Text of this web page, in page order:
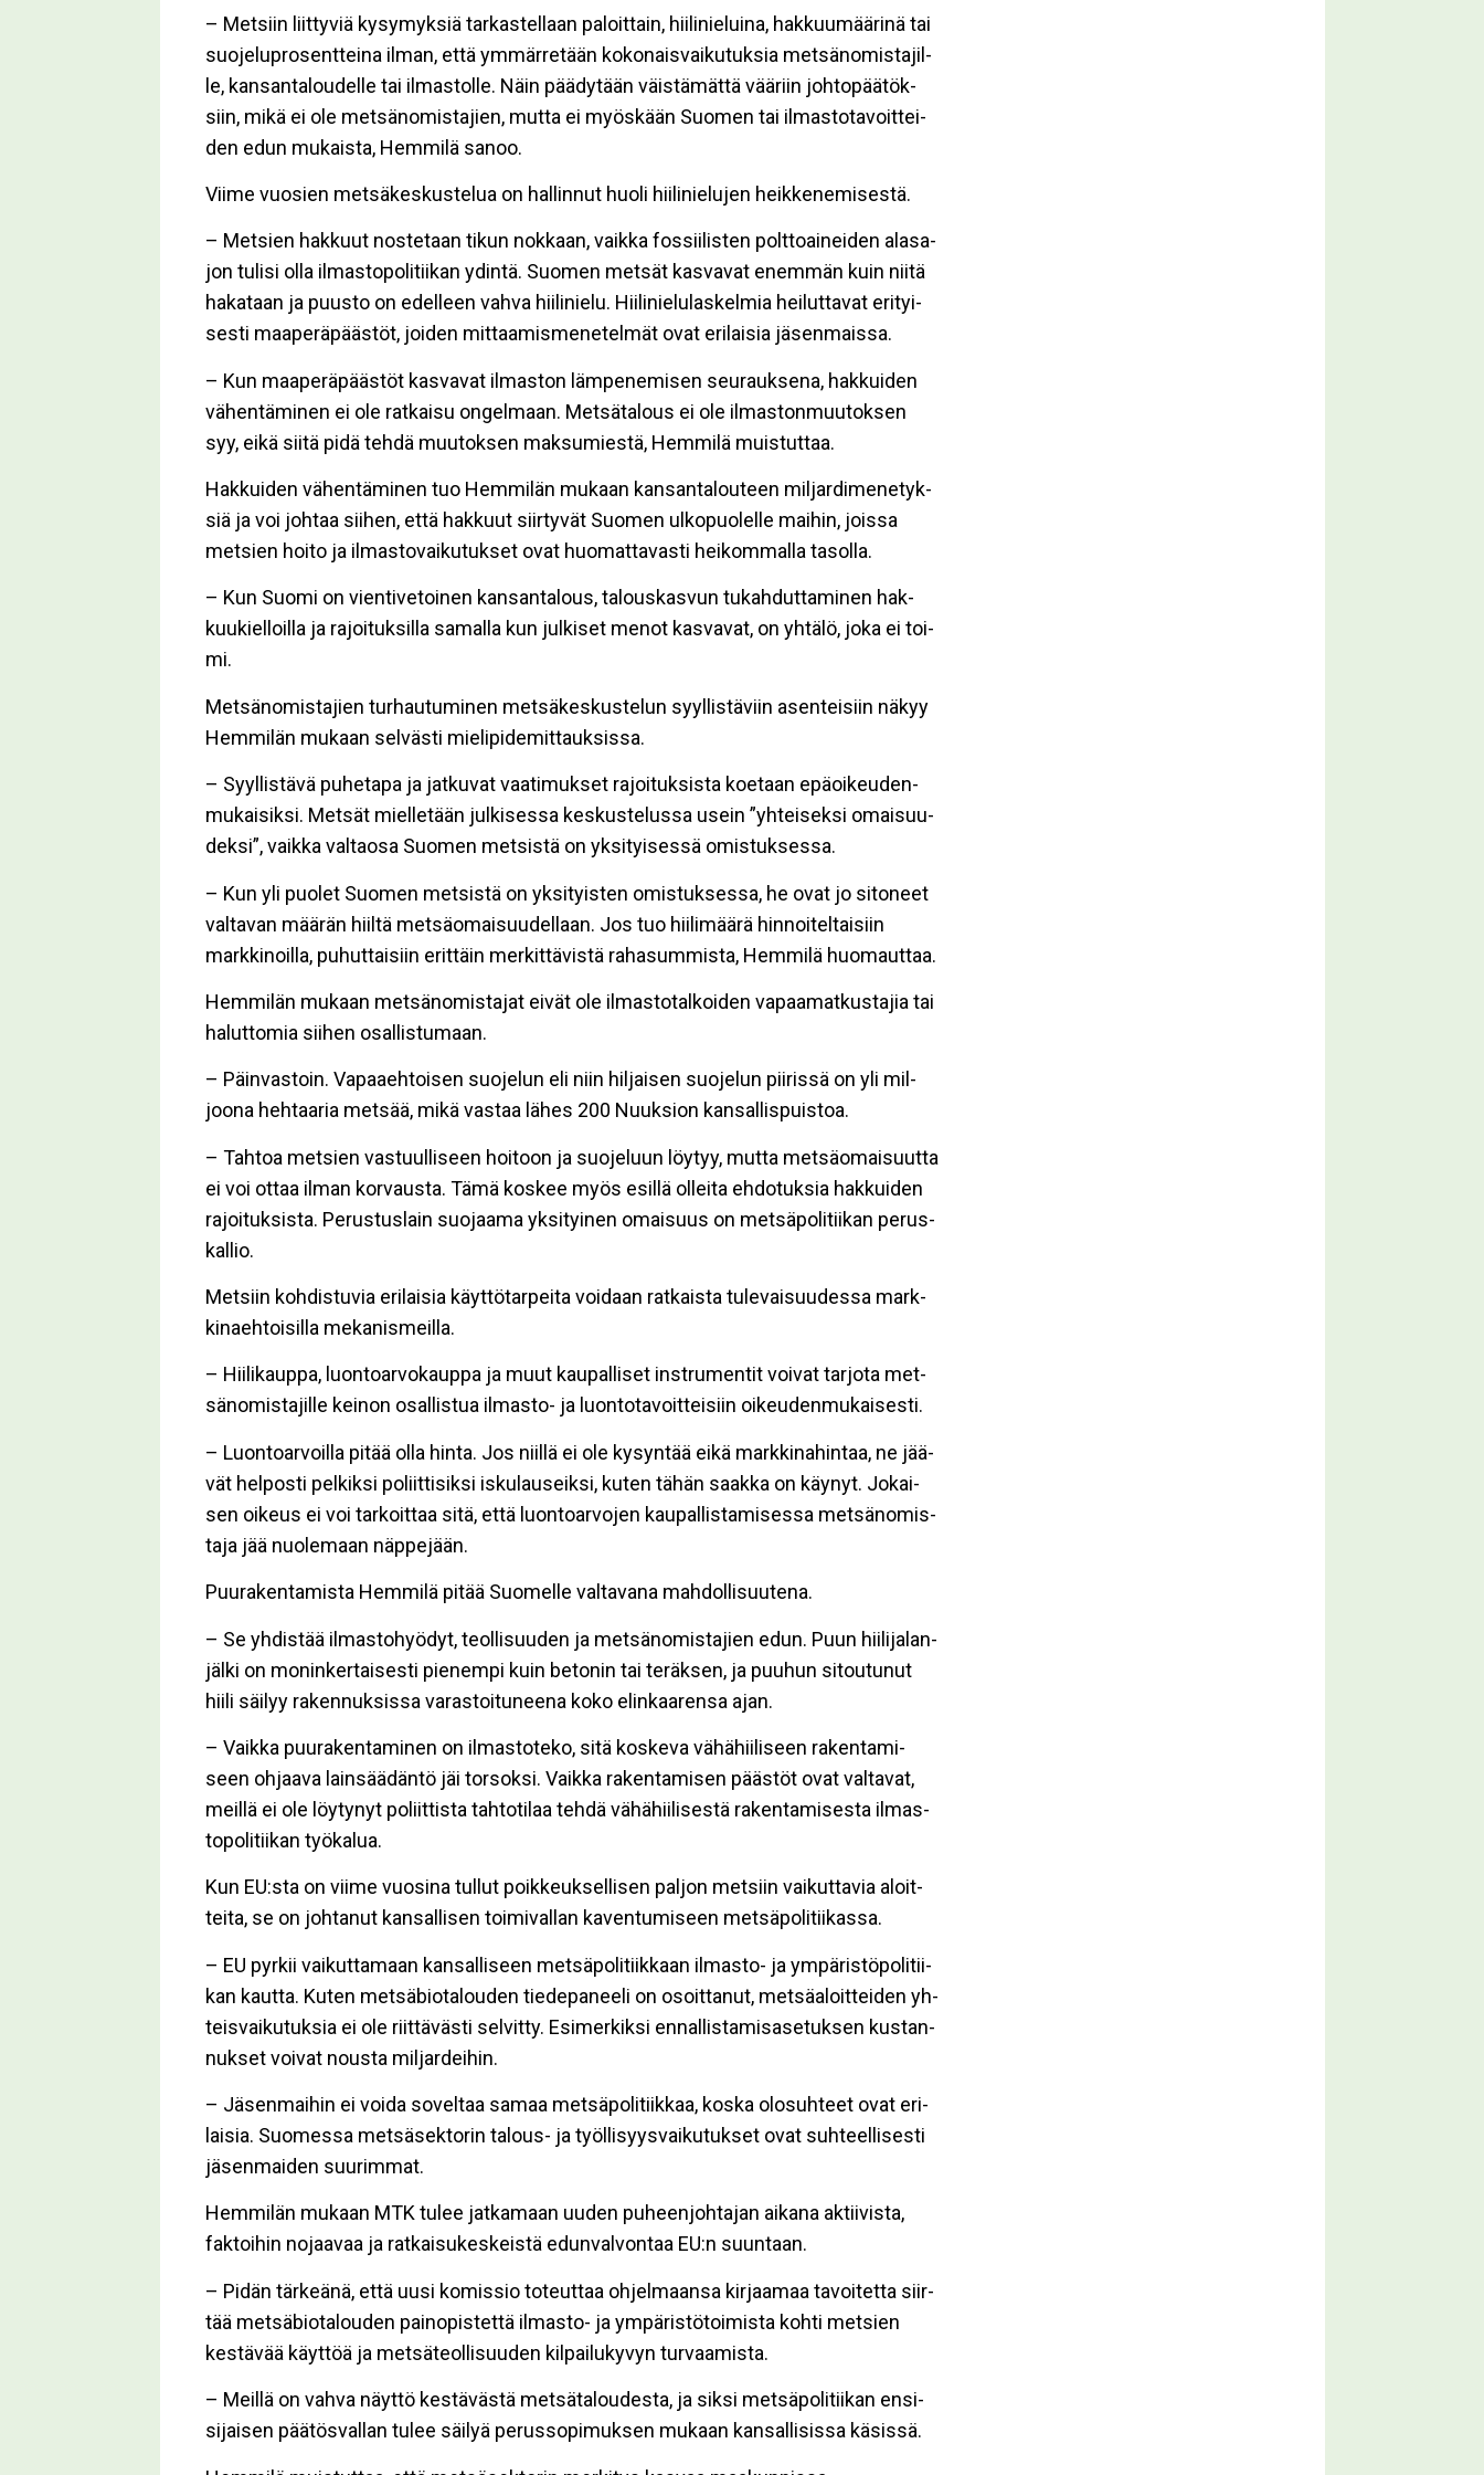
– Met­siin liit­ty­viä ky­sy­myk­siä tar­kas­tel­laan pa­loit­tain, hii­li­nie­lui­na, hak­kuu­mää­ri­nä tai
suo­je­lup­ro­sent­tei­na il­man, et­tä ym­mär­re­tään ko­ko­nais­vai­ku­tuk­sia met­sä­no­mis­ta­jil­
le, kan­san­ta­lou­del­le tai il­mas­tol­le. Näin pää­dy­tään väis­tä­mät­tä vää­riin joh­to­pää­tök­
siin, mikä ei ole met­sä­no­mis­ta­jien, mut­ta ei myös­kään Suo­men tai il­mas­to­ta­voit­tei­
den edun mu­kais­ta, Hem­mi­lä sa­noo.
Vii­me vuo­sien met­sä­kes­kus­te­lua on hal­lin­nut huo­li hii­li­nie­lu­jen heik­ke­ne­mi­ses­tä.
– Met­sien hak­kuut nos­te­taan ti­kun nok­kaan, vaik­ka fos­sii­lis­ten polt­to­ai­nei­den ala­sa­
jon tu­li­si ol­la il­mas­to­po­li­tii­kan ydin­tä. Suo­men met­sät kas­va­vat enem­män kuin nii­tä
ha­ka­taan ja puus­to on edel­leen vah­va hii­li­nie­lu. Hii­li­nie­lu­las­kel­mia hei­lut­ta­vat eri­tyi­
ses­ti maa­pe­rä­pääs­töt, joi­den mit­taa­mis­me­ne­tel­mät ovat eri­lai­sia jä­sen­mais­sa.
– Kun maa­pe­rä­pääs­töt kas­va­vat il­mas­ton läm­pe­ne­mi­sen seu­rauk­se­na, hak­kui­den
vä­hen­tä­mi­nen ei ole rat­kai­su on­gel­maan. Met­sä­ta­lous ei ole il­mas­ton­muu­tok­sen
syy, ei­kä sii­tä pidä teh­dä muu­tok­sen mak­su­mies­tä, Hem­mi­lä muis­tut­taa.
Hak­kui­den vä­hen­tä­mi­nen tuo Hem­mi­län mu­kaan kan­san­ta­lou­teen mil­jar­di­me­ne­tyk­
siä ja voi joh­taa sii­hen, et­tä hak­kuut siir­ty­vät Suo­men ul­ko­puo­lel­le mai­hin, jois­sa
met­sien hoi­to ja il­mas­to­vai­ku­tuk­set ovat huo­mat­ta­vas­ti hei­kom­mal­la ta­sol­la.
– Kun Suo­mi on vien­ti­ve­toi­nen kan­san­ta­lous, ta­lous­kas­vun tu­kah­dut­ta­mi­nen hak­
kuu­kiel­loil­la ja ra­joi­tuk­sil­la sa­mal­la kun jul­ki­set me­not kas­va­vat, on yh­tä­lö, joka ei toi­
mi.
Met­sä­no­mis­ta­jien tur­hau­tu­mi­nen met­sä­kes­kus­te­lun syyl­lis­tä­viin asen­tei­siin nä­kyy
Hem­mi­län mu­kaan sel­väs­ti mie­li­pi­de­mit­tauk­sis­sa.
– Syyl­lis­tä­vä pu­he­ta­pa ja jat­ku­vat vaa­ti­muk­set ra­joi­tuk­sis­ta ko­e­taan epä­oi­keu­den­
mu­kai­sik­si. Met­sät miel­le­tään jul­ki­ses­sa kes­kus­te­lus­sa usein ”yh­tei­sek­si omai­suu­
dek­si”, vaik­ka val­ta­o­sa Suo­men met­sis­tä on yk­si­tyi­ses­sä omis­tuk­ses­sa.
– Kun yli puo­let Suo­men met­sis­tä on yk­si­tyis­ten omis­tuk­ses­sa, he ovat jo si­to­neet
val­ta­van mää­rän hiil­tä met­sä­o­mai­suu­del­laan. Jos tuo hii­li­mää­rä hin­noi­tel­tai­siin
mark­ki­noil­la, pu­hut­tai­siin erit­täin mer­kit­tä­vis­tä ra­ha­sum­mis­ta, Hem­mi­lä huo­maut­taa.
Hem­mi­län mu­kaan met­sä­no­mis­ta­jat ei­vät ole il­mas­to­tal­koi­den va­paa­mat­kus­ta­jia tai
ha­lut­to­mia sii­hen osal­lis­tu­maan.
– Päin­vas­toin. Va­paa­eh­toi­sen suo­je­lun eli niin hil­jai­sen suo­je­lun pii­ris­sä on yli mil­
joo­na heh­taa­ria met­sää, mikä vas­taa lä­hes 200 Nuuk­si­on kan­sal­lis­puis­toa.
– Tah­toa met­sien vas­tuul­li­seen hoi­toon ja suo­je­luun löy­tyy, mut­ta met­sä­o­mai­suut­ta
ei voi ot­taa il­man kor­vaus­ta. Tämä kos­kee myös esil­lä ol­lei­ta eh­do­tuk­sia hak­kui­den
ra­joi­tuk­sis­ta. Pe­rus­tus­lain suo­jaa­ma yk­si­tyi­nen omai­suus on met­sä­po­li­tii­kan pe­rus­
kal­lio.
Met­siin koh­dis­tu­via eri­lai­sia käyt­tö­tar­pei­ta voi­daan rat­kais­ta tu­le­vai­suu­des­sa mark­
ki­na­eh­toi­sil­la me­ka­nis­meil­la.
– Hii­li­kaup­pa, luon­to­ar­vo­kaup­pa ja muut kau­pal­li­set inst­ru­men­tit voi­vat tar­jo­ta met­
sä­no­mis­ta­jil­le kei­non osal­lis­tua il­mas­to- ja luon­to­ta­voit­tei­siin oi­keu­den­mu­kai­ses­ti.
– Luon­to­ar­voil­la pi­tää ol­la hin­ta. Jos niil­lä ei ole ky­syn­tää ei­kä mark­ki­na­hin­taa, ne jää­
vät hel­pos­ti pel­kik­si po­liit­ti­sik­si is­ku­lau­seik­si, ku­ten tä­hän saak­ka on käy­nyt. Jo­kai­
sen oi­keus ei voi tar­koit­taa sitä, et­tä luon­to­ar­vo­jen kau­pal­lis­ta­mi­ses­sa met­sä­no­mis­
ta­ja jää nuo­le­maan näp­pe­jään.
Puu­ra­ken­ta­mis­ta Hem­mi­lä pi­tää Suo­mel­le val­ta­va­na mah­dol­li­suu­te­na.
– Se yh­dis­tää il­mas­to­hyö­dyt, te­ol­li­suu­den ja met­sä­no­mis­ta­jien edun. Puun hii­li­ja­lan­
jäl­ki on mo­nin­ker­tai­ses­ti pie­nem­pi kuin be­to­nin tai te­räk­sen, ja puu­hun si­tou­tu­nut
hii­li säi­lyy ra­ken­nuk­sis­sa va­ras­toi­tu­nee­na koko elin­kaa­ren­sa ajan.
– Vaik­ka puu­ra­ken­ta­mi­nen on il­mas­to­te­ko, sitä kos­ke­va vä­hä­hii­li­seen ra­ken­ta­mi­
seen oh­jaa­va lain­sää­dän­tö jäi tor­sok­si. Vaik­ka ra­ken­ta­mi­sen pääs­töt ovat val­ta­vat,
meil­lä ei ole löy­ty­nyt po­liit­tis­ta tah­to­ti­laa teh­dä vä­hä­hii­li­ses­tä ra­ken­ta­mi­ses­ta il­mas­
to­po­li­tii­kan työ­ka­lua.
Kun EU:sta on vii­me vuo­si­na tul­lut poik­keuk­sel­li­sen pal­jon met­siin vai­kut­ta­via aloit­
tei­ta, se on joh­ta­nut kan­sal­li­sen toi­mi­val­lan ka­ven­tu­mi­seen met­sä­po­li­tii­kas­sa.
– EU pyr­kii vai­kut­ta­maan kan­sal­li­seen met­sä­po­li­tiik­kaan il­mas­to- ja ym­pä­ris­tö­po­li­tii­
kan kaut­ta. Ku­ten met­sä­bi­o­ta­lou­den tie­de­pa­nee­li on osoit­ta­nut, met­sä­a­loit­tei­den yh­
teis­vai­ku­tuk­sia ei ole riit­tä­väs­ti sel­vit­ty. Esi­mer­kik­si en­nal­lis­ta­mi­sa­se­tuk­sen kus­tan­
nuk­set voi­vat nous­ta mil­jar­dei­hin.
– Jä­sen­mai­hin ei voi­da so­vel­taa sa­maa met­sä­po­li­tiik­kaa, kos­ka olo­suh­teet ovat eri­
lai­sia. Suo­mes­sa met­sä­sek­to­rin ta­lous- ja työl­li­syys­vai­ku­tuk­set ovat suh­teel­li­ses­ti
jä­sen­mai­den suu­rim­mat.
Hem­mi­län mu­kaan MTK tu­lee jat­ka­maan uu­den pu­heen­joh­ta­jan ai­ka­na ak­tii­vis­ta,
fak­toi­hin no­jaa­vaa ja rat­kai­su­kes­keis­tä edun­val­von­taa EU:n suun­taan.
– Pi­dän tär­ke­ä­nä, et­tä uu­si ko­mis­sio to­teut­taa oh­jel­maan­sa kir­jaa­maa ta­voi­tet­ta siir­
tää met­sä­bi­o­ta­lou­den pai­no­pis­tet­tä il­mas­to- ja ym­pä­ris­tö­toi­mis­ta koh­ti met­sien
kes­tä­vää käyt­töä ja met­sä­te­ol­li­suu­den kil­pai­lu­ky­vyn tur­vaa­mis­ta.
– Meil­lä on vah­va näyt­tö kes­tä­väs­tä met­sä­ta­lou­des­ta, ja sik­si met­sä­po­li­tii­kan en­si­
si­jai­sen pää­tös­val­lan tu­lee säi­lyä pe­rus­so­pi­muk­sen mu­kaan kan­sal­li­sis­sa kä­sis­sä.